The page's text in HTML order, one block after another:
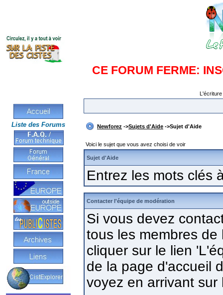
CE FORUM FERME:
Liste des Forums Newforez ->Sujets d'Aide ->Sujet d'Aide
Voici le sujet que vous avez choisi de voir
Sujet d'Aide
Entrez les mots clés
Contacter l'équipe de modération
Si vous devez
tous les membres
cliquer sur le lien
de la page d'accueil
voyez en arrivant sur